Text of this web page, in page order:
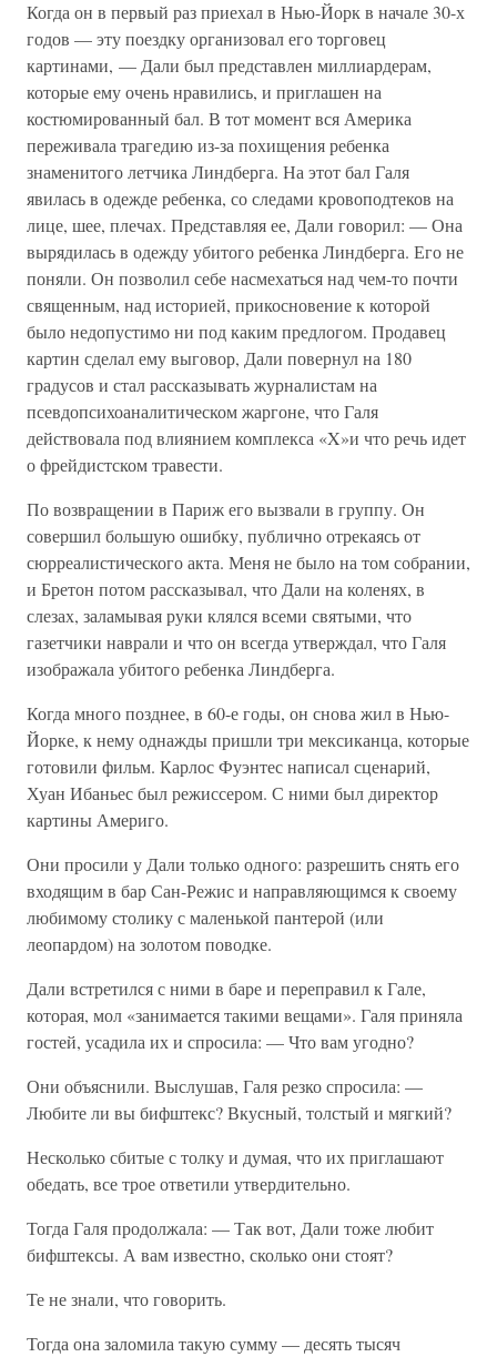
Когда он в первый раз приехал в Нью-Йорк в начале 30-х
годов — эту поездку организовал его торговец
картинами, — Дали был представлен миллиардерам,
которые ему очень нравились, и приглашен на
костюмированный бал. В тот момент вся Америка
переживала трагедию из-за похищения ребенка
знаменитого летчика Линдберга. На этот бал Галя
явилась в одежде ребенка, со следами кровоподтеков на
лице, шее, плечах. Представляя ее, Дали говорил: — Она
вырядилась в одежду убитого ребенка Линдберга. Его не
поняли. Он позволил себе насмехаться над чем-то почти
священным, над историей, прикосновение к которой
было недопустимо ни под каким предлогом. Продавец
картин сделал ему выговор, Дали повернул на 180
градусов и стал рассказывать журналистам на
псевдопсихоаналитическом жаргоне, что Галя
действовала под влиянием комплекса «X»и что речь идет
о фрейдистском травести.
По возвращении в Париж его вызвали в группу. Он
совершил большую ошибку, публично отрекаясь от
сюрреалистического акта. Меня не было на том собрании,
и Бретон потом рассказывал, что Дали на коленях, в
слезах, заламывая руки клялся всеми святыми, что
газетчики наврали и что он всегда утверждал, что Галя
изображала убитого ребенка Линдберга.
Когда много позднее, в 60-е годы, он снова жил в Нью-
Йорке, к нему однажды пришли три мексиканца, которые
готовили фильм. Карлос Фуэнтес написал сценарий,
Хуан Ибаньес был режиссером. С ними был директор
картины Америго.
Они просили у Дали только одного: разрешить снять его
входящим в бар Сан-Режис и направляющимся к своему
любимому столику с маленькой пантерой (или
леопардом) на золотом поводке.
Дали встретился с ними в баре и переправил к Гале,
которая, мол «занимается такими вещами». Галя приняла
гостей, усадила их и спросила: — Что вам угодно?
Они объяснили. Выслушав, Галя резко спросила: —
Любите ли вы бифштекс? Вкусный, толстый и мягкий?
Несколько сбитые с толку и думая, что их приглашают
обедать, все трое ответили утвердительно.
Тогда Галя продолжала: — Так вот, Дали тоже любит
бифштексы. А вам известно, сколько они стоят?
Те не знали, что говорить.
Тогда она заломила такую сумму — десять тысяч